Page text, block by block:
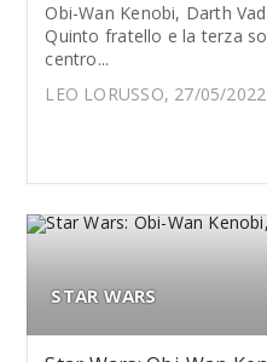
Obi-Wan Kenobi, Darth
Quinto fratello e la terza
centro...
LEO LORUSSO, 27/05/2022
STAR WARS